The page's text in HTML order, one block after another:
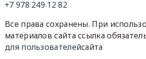
+7 978 249 12 82
Все права сохранены. При
материалов сайта ссылка
для пользователейсайта